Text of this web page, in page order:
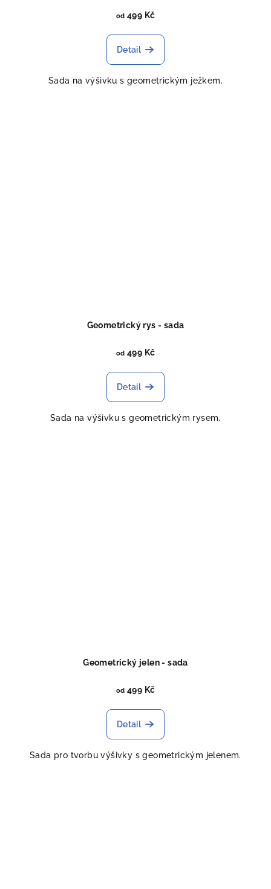
od 499 Kč
Detail
Sada na výšivku s geometrickým ježkem.
Geometrický rys - sada
od 499 Kč
Detail
Sada na výšivku s geometrickým rysem.
Geometrický jelen - sada
od 499 Kč
Detail
Sada pro tvorbu výšivky s geometrickým jelenem.